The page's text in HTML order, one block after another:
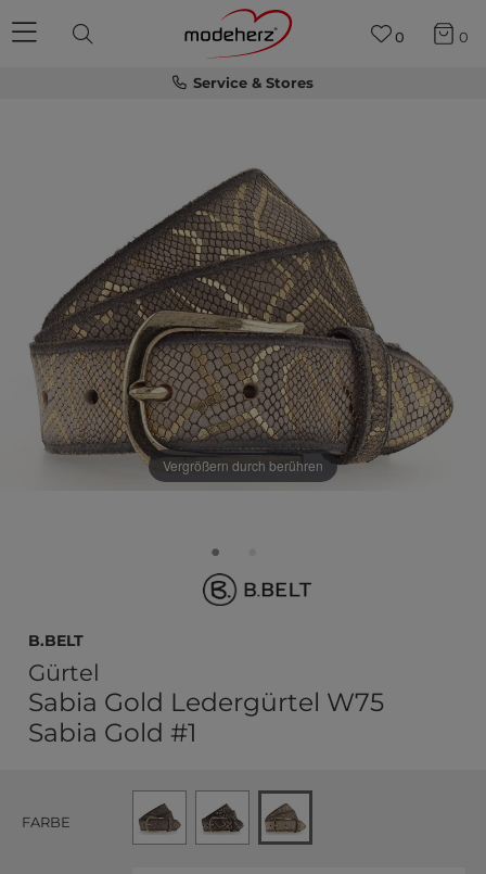
Service & Stores
0 0
Vergrößern durch berühren
b.belt
Gürtel
Sabia Gold Ledergürtel W75
Sabia Gold #1
FARBE